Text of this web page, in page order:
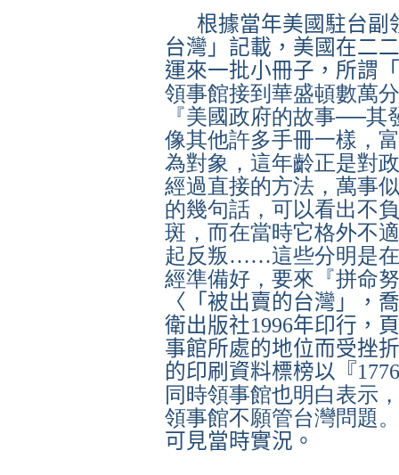
根據當年美國駐台副
台灣」記載，美國在二
運來一批小冊子，所謂 「
領事館接到華盛頓數萬
『美國政府的故事──
像其他許多手冊一樣，
為對象，這年齡正是對
經過直接的方法，萬事
的幾句話，可以看出不
斑，而在當時它格外不
起反叛……這些分明是
經準備好，要來『拼命
〈「被出賣的台灣」，
衛出版社1996年印行，頁
事館所處的地位而受挫
的印刷資料標榜以『
同時領事館也明白表示
領事館不願管台灣問題。
可見當時實況。